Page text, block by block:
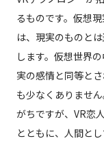
るものです。仮想
は、現実のものと
します。仮想世界
実の感情と同等と
も少なくありませ
がちですが、VR恋
とともに、人間と